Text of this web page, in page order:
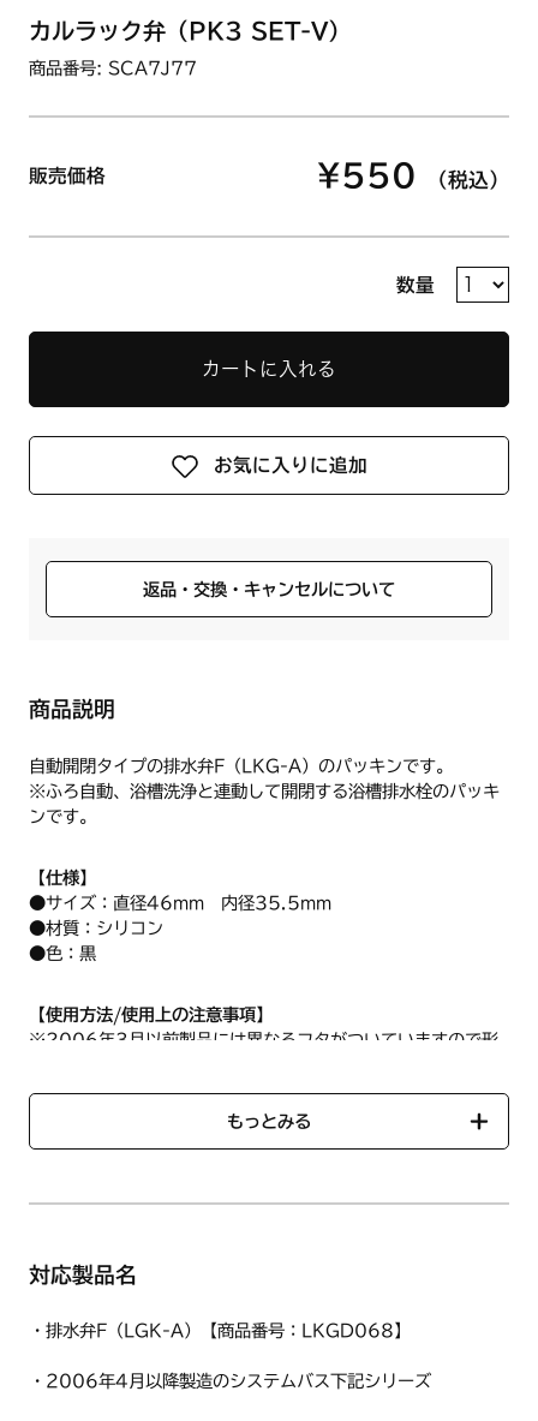
カルラック弁（PK3 SET-V）
商品番号: SCA7J77
販売価格 ¥550 （税込）
数量
カートに入れる
お気に入りに追加
返品・交換・キャンセルについて
商品説明
自動開閉タイプの排水弁F（LKG-A）のパッキンです。
※ふろ自動、浴槽洗浄と連動して開閉する浴槽排水栓のパッキ
ンです。
【仕様】
●サイズ：直径46mm 内径35.5mm
●材質：シリコン
●色：黒
【使用方法/使用上の注意事項】
※2006年3月以前製品には異なるフタがついていますので形
※排水弁F（LGK-A）【商品コード：LKGD068】のパッキ
ンのみ交換される場合はこのパッキンをご使用ください。
もっとみる
対応製品名
・排水弁F（LGK-A）【商品番号：LKGD068】
・2006年4月以降製造のシステムバス下記シリーズ